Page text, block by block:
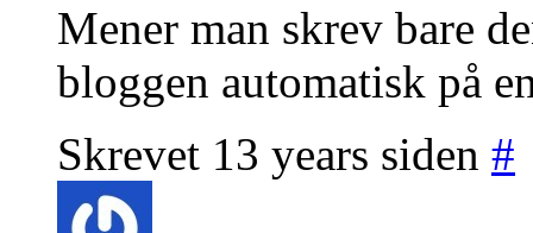
Mener man skrev bare
bloggen automatisk på
Skrevet 13 years siden #